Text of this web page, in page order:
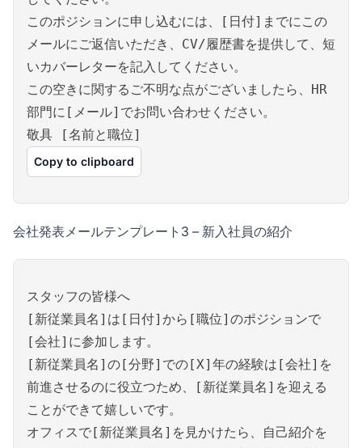
このポジションに申し込むには、[日付]までにこの
メールにご返信いただき、CV/履歴書を提供して、短
いカバーレターを記入してください。
この空きに関するご不明な点がございましたら、HR
部門に[メール]でお問い合わせください。
敬具 [名前と職位]
Copy to clipboard
会社発表メールテンプレート3 – 新入社員の紹介
スタッフの皆様へ
[新従業員名]は[日付]から[職位]のポジションで
[会社]に参加します。
[新従業員名]の[分野]での[X]年の経験は[会社]を
前進させるのに役立つため、[新従業員名]を迎える
ことができて嬉しいです。
オフィスで[新従業員名]を見かけたら、自己紹介を